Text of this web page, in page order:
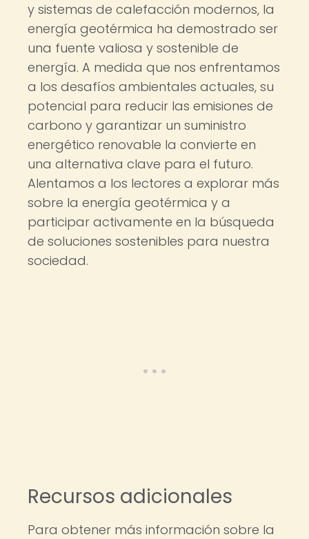
y sistemas de calefacción modernos, la
energía geotérmica ha demostrado ser
una fuente valiosa y sostenible de
energía. A medida que nos enfrentamos
a los desafíos ambientales actuales, su
potencial para reducir las emisiones de
carbono y garantizar un suministro
energético renovable la convierte en
una alternativa clave para el futuro.
Alentamos a los lectores a explorar más
sobre la energía geotérmica y a
participar activamente en la búsqueda
de soluciones sostenibles para nuestra
sociedad.
Recursos adicionales
Para obtener más información sobre la